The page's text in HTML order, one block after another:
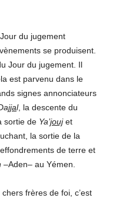
du jugement
se produisent.
Jour du jugement. Il
est parvenu dans le
signes annonciateurs
jjal, la descente du
sortie de Ya’joujet
la sortie de la
de terre et
–Aden– au Yémen.
frères de foi, c’est